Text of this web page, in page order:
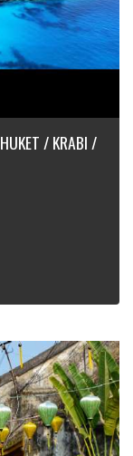
/ KRABI /